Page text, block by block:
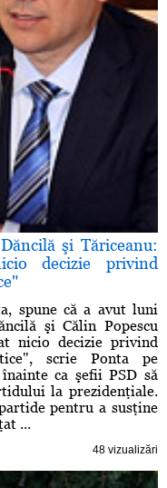
şi Tăriceanu:
decizie privind
spune că a avut luni
şi Călin Popescu
nicio decizie privind
scrie Ponta pe
ca şefii PSD să
la prezidenţiale.
pentru a susţine
...
48 vizualizări